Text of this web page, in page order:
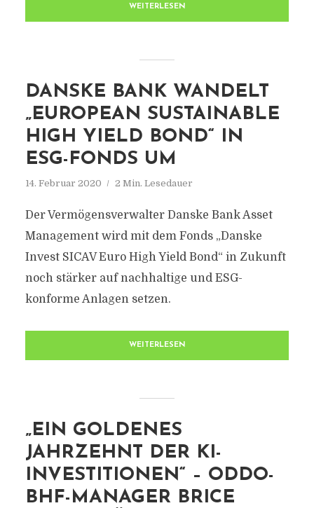
WEITERLESEN
DANSKE BANK WANDELT
„EUROPEAN SUSTAINABLE
HIGH YIELD BOND“ IN
ESG-FONDS UM
14. Februar 2020 2 Min. Lesedauer
Der Vermögensverwalter Danske Bank Asset
Management wird mit dem Fonds „Danske
Invest SICAV Euro High Yield Bond“ in Zukunft
noch stärker auf nachhaltige und ESG-
konforme Anlagen setzen.
WEITERLESEN
„EIN GOLDENES
JAHRZEHNT DER KI-
INVESTITIONEN“ – ODDO-
BHF-MANAGER BRICE